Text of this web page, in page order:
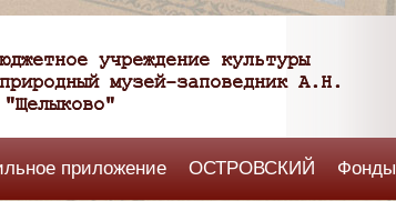
учреждение культуры
музей-заповедник А.Н.
приложение ОСТРОВСКИЙ Фонды